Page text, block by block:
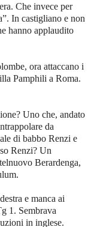
Che invece per
In castigliano e non
hanno applaudito
ora attaccano i
Pamphili a Roma.
Uno che, andato
da
di babbo Renzi e
Renzi? Un
Berardenga,
e manca ai
1. Sembrava
in inglese.